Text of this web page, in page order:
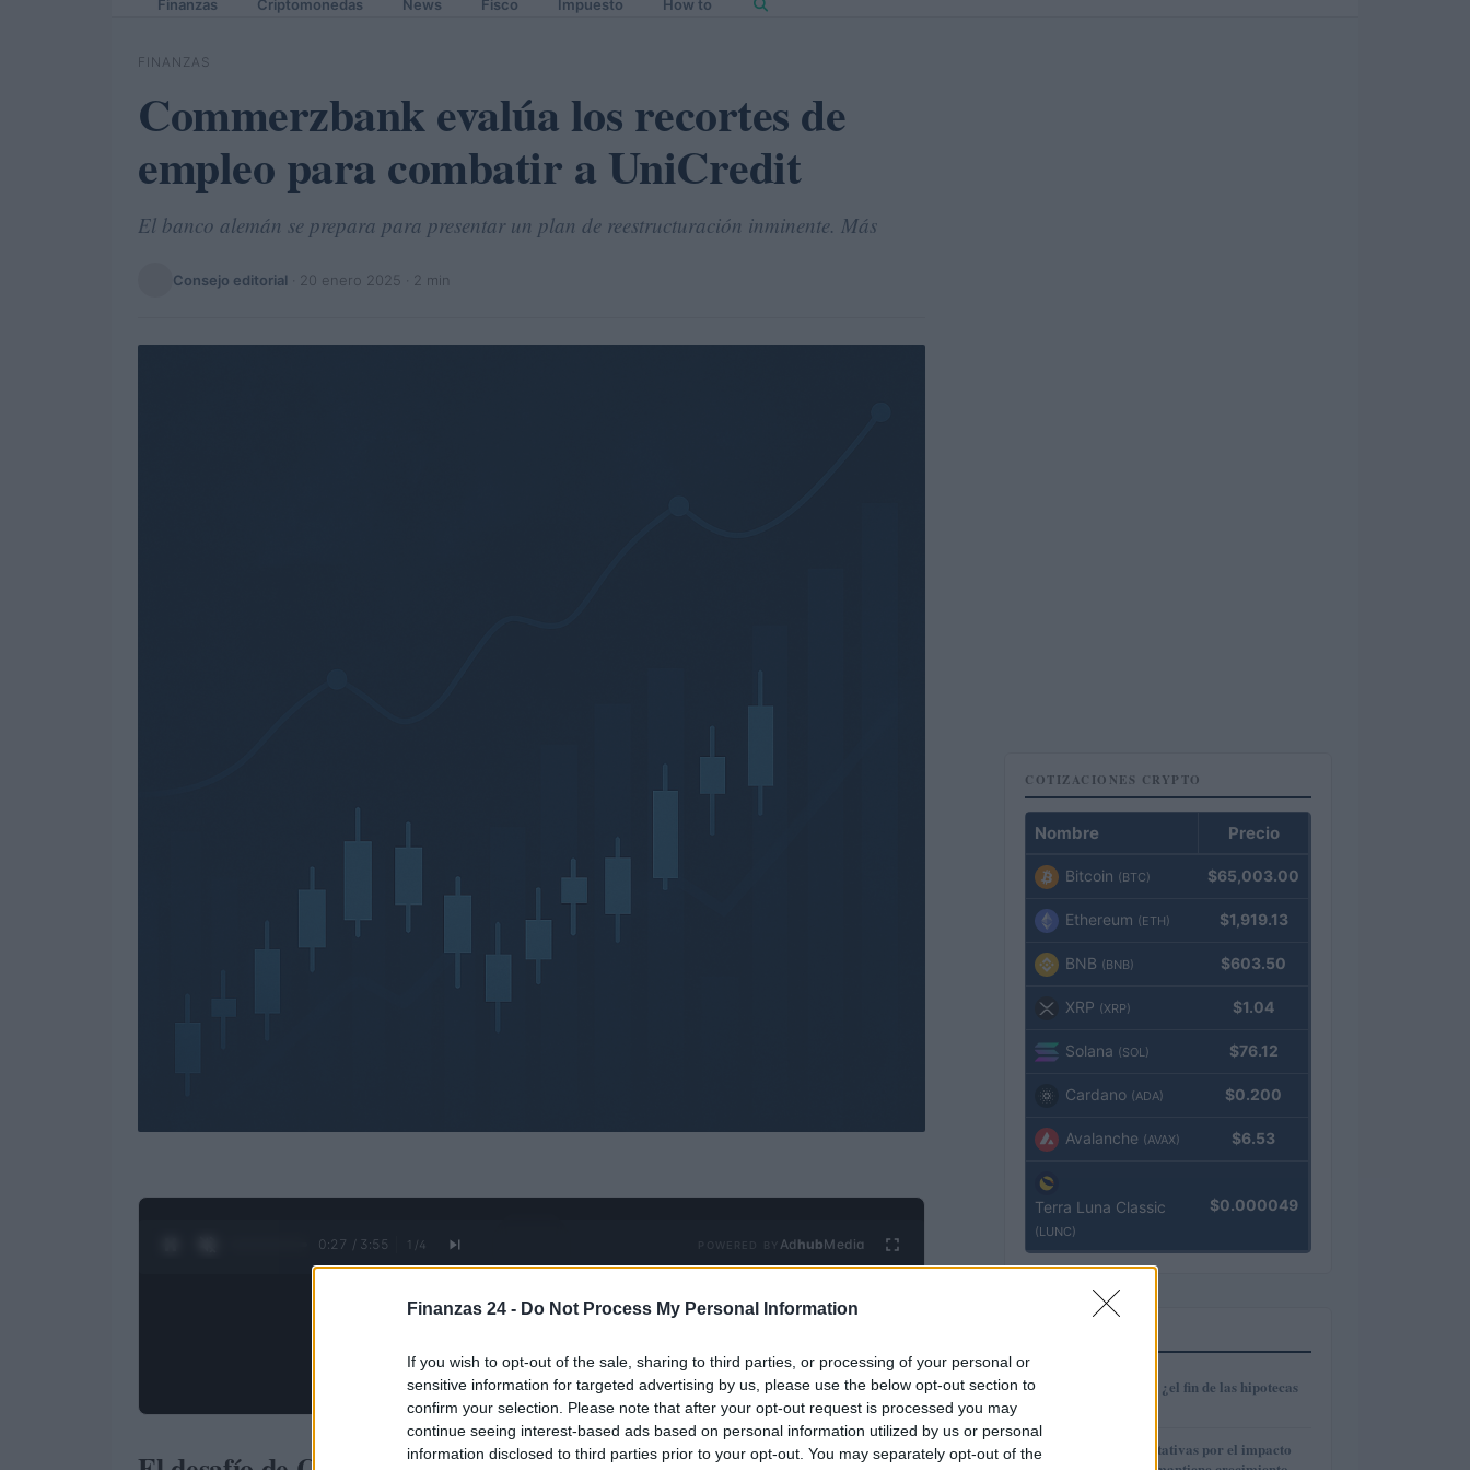
Finanzas 24 - Do Not Process My Personal Information
If you wish to opt-out of the sale, sharing to third parties, or processing of your personal or
sensitive information for targeted advertising by us, please use the below opt-out section to
confirm your selection. Please note that after your opt-out request is processed you may
continue seeing interest-based ads based on personal information utilized by us or personal
information disclosed to third parties prior to your opt-out. You may separately opt-out of the
Finanzas Criptomonedas News Fisco Impuesto How to
FINANZAS
Commerzbank evalúa los recortes de
empleo para combatir a UniCredit
El banco alemán se prepara para presentar un plan de reestructuración inminente. Más
Consejo editorial 20 enero 2025 · 2 min
0:28 / 3:55 1 /4 Ad hubMedia
COTIZACIONES CRYPTO
Nombre Precio
Bitcoin (BTC) $65,003.00
Ethereum (ETH) $1,919.13
BNB (BNB) $603.50
XRP (XRP) $1.04
Solana (SOL) $76.12
Cardano (ADA) $0.200
Avalanche (AVAX) $6.53
Terra Luna Classic
(LUNC)
$0.000049
1
Euríbor en caída: ¿el fin de las hipotecas
2
IAG reduce expectativas por el impacto